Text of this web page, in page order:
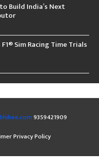
Build India’s Next
Sim Racing Time Trials
9359421909
Privacy Policy